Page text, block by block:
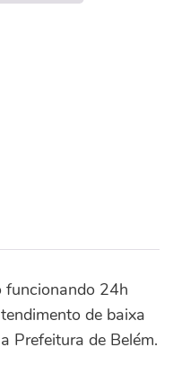
funcionando 24h
de baixa
Prefeitura de Belém.